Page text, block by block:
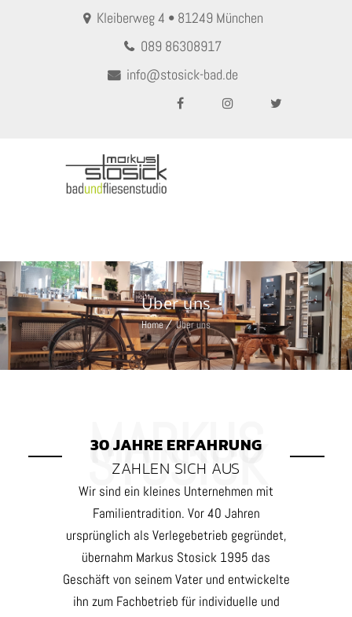
Kleiberweg 4 • 81249 München
089 86308917
info@stosick-bad.de
Über uns
Home Über uns
30 JAHRE ERFAHRUNG
ZAHLEN SICH AUS
Wir sind ein kleines Unternehmen mit
Familientradition. Vor 40 Jahren
ursprünglich als Verlegebetrieb gegründet,
übernahm Markus Stosick 1995 das
Geschäft von seinem Vater und entwickelte
ihn zum Fachbetrieb für individuelle und